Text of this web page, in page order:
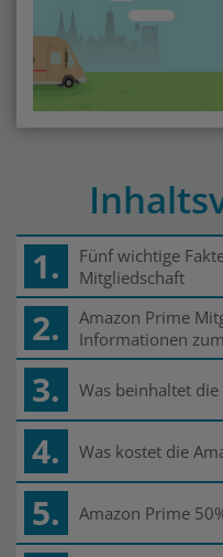
1.
Fünf wichtige
Mitgliedschaft
2.
Amazon Prime
Informationen
3. Was beinhaltet
4. Was kostet die
5. Amazon Prime